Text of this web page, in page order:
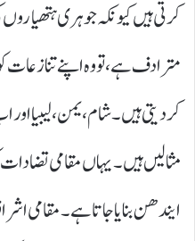
کرتی ہیں کیونکہ جوہری
مترادف ہے، تو وہ اپنے تنازعات
کر دیتی ہیں۔ شام، یمن، لیبیا
مثالیں ہیں۔ یہاں مقامی
ایندھن بنایا جاتا ہے۔ مقامی